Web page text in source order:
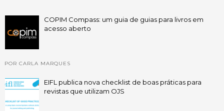
COPIM Compass: um guia de guias para livros em
acesso aberto
POR CARLA MARQUES
EIFL publica nova checklist de boas práticas para
revistas que utilizam OJS